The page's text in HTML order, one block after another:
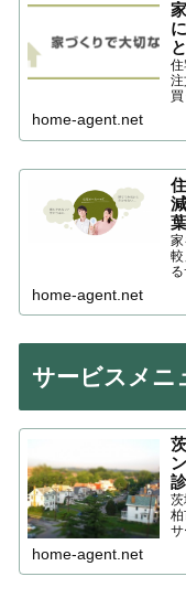
と
home-agent.net
home-agent.net
サービスメニ
home-agent.net